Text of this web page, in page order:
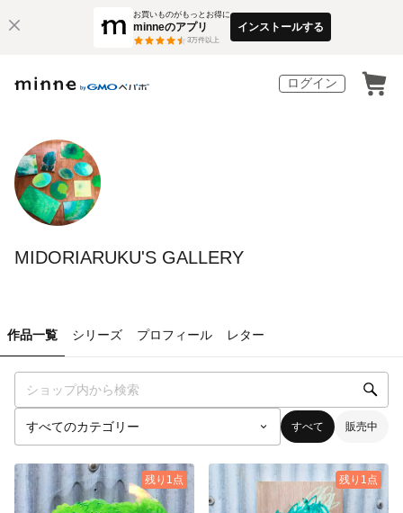
お買いものがもっとお得に
minneのアプリ
3万件以上
インストールする
ログイン
MIDORIARUKU'S GALLERY
作品一覧 シリーズ プロフィール レター
すべて 販売中
残り1点 残り1点